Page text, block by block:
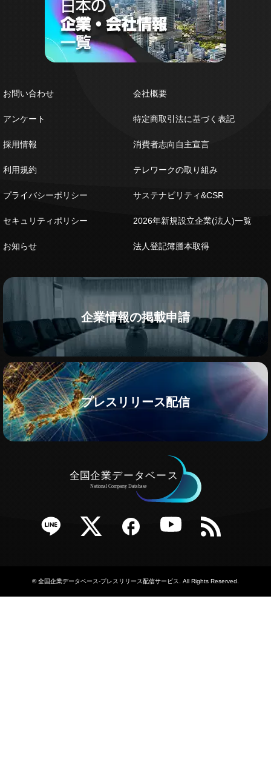
お問い合わせ
アンケート
採用情報
利用規約
プライバシーポリシー
セキュリティポリシー
お知らせ
会社概要
特定商取引法に基づく表記
消費者志向自主宣言
テレワークの取り組み
サステナビリティ&CSR
2026年新規設立企業(法人)一覧
法人登記簿謄本取得
企業情報の掲載申請
プレスリリース配信
Twitter Facebook YouTube RSS
©全国企業データベース-プレスリリース配信サービス . All Rights Reserved.